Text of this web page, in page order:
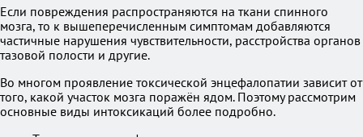
Если повреждения распространяются на ткани спинного
мозга, то к вышеперечисленным симптомам добавляются
частичные нарушения чувствительности, расстройства органов
тазовой полости и другие.
Во многом проявление токсической энцефалопатии зависит от
того, какой участок мозга поражён ядом. Поэтому рассмотрим
основные виды интоксикаций более подробно.